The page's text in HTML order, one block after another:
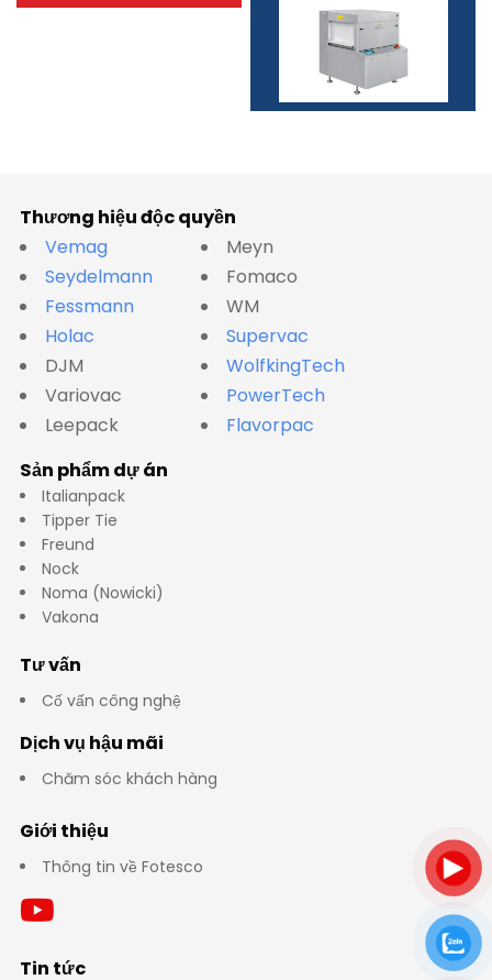
Thương hiệu độc quyền
Vemag
Seydelmann
Fessmann
Holac
DJM
Variovac
Leepack
Meyn
Fomaco
WM
Supervac
WolfkingTech
PowerTech
Flavorpac
Sản phẩm dự án
Italianpack
Tipper Tie
Freund
Nock
Noma (Nowicki)
Vakona
Tư vấn
Cố vấn công nghệ
Dịch vụ hậu mãi
Chăm sóc khách hàng
Giới thiệu
Thông tin về Fotesco
Tin tức